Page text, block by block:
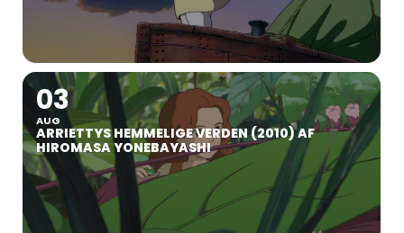
03
AUG
ARRIETTYS HEMMELIGE VERDEN (2010) AF
HIROMASA YONEBAYASHI